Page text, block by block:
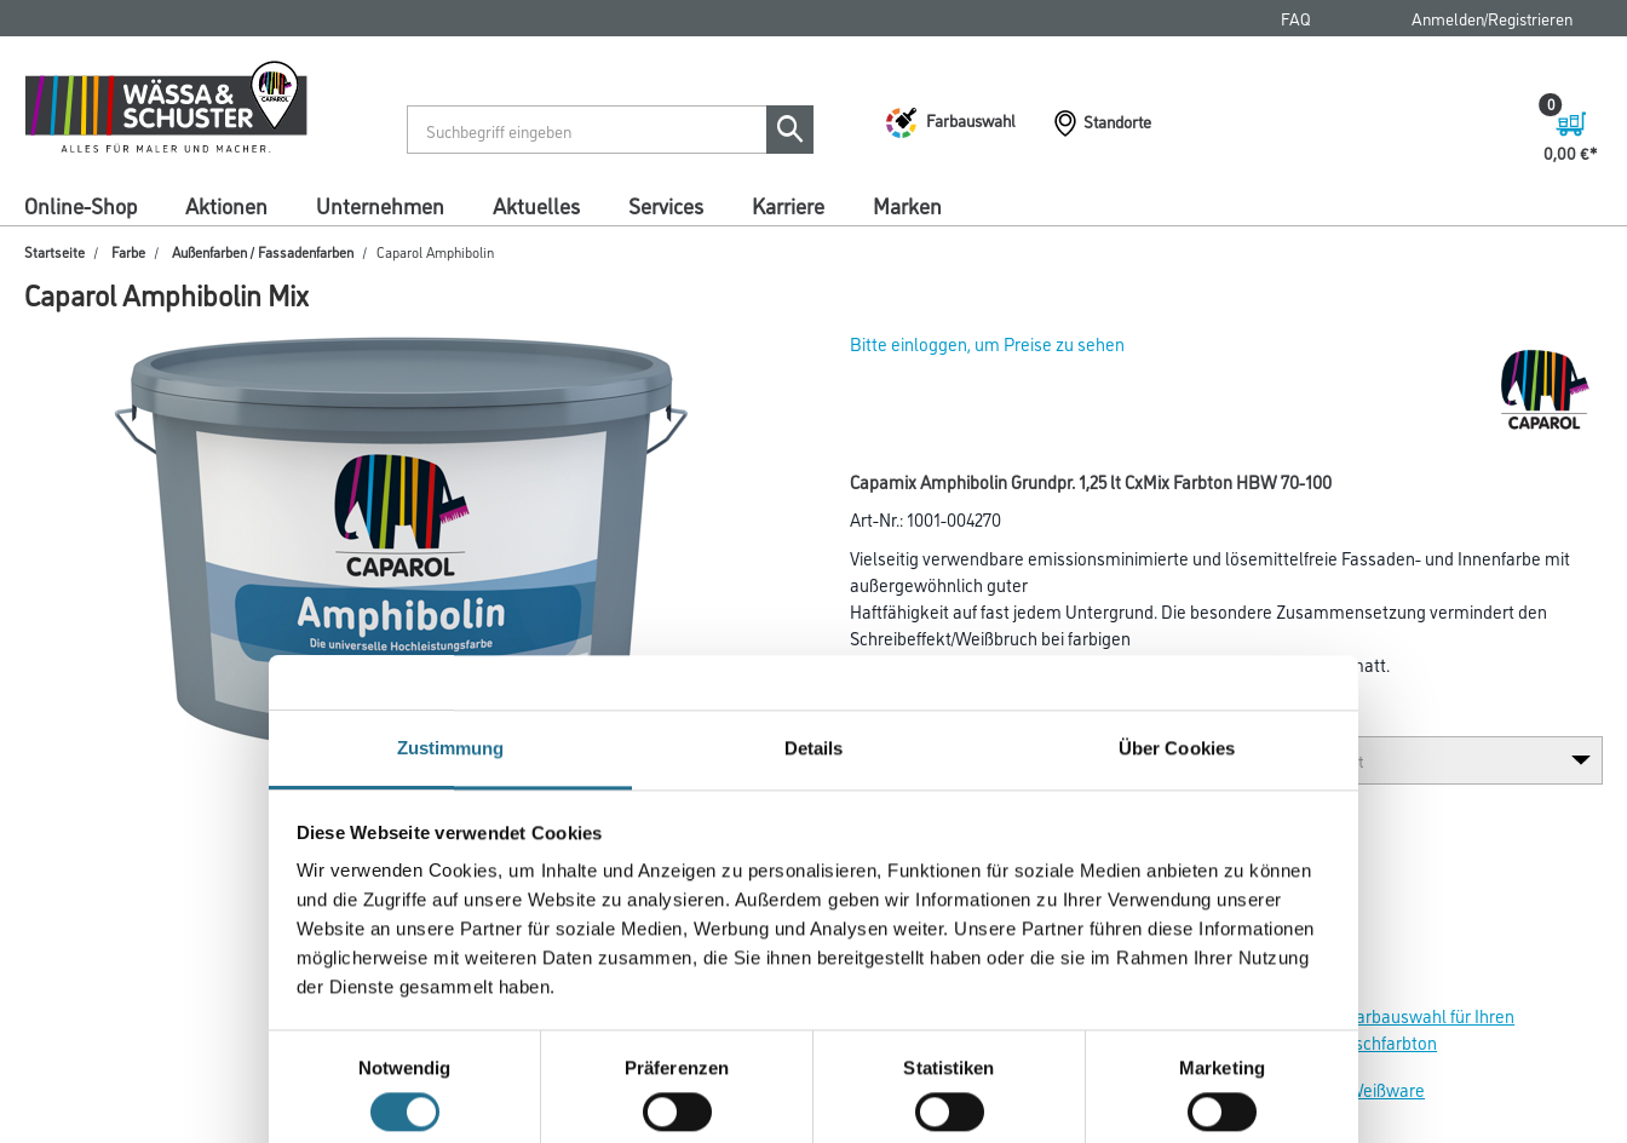
Zustimmung Details Über Cookies
Diese Webseite verwendet Cookies
Wir verwenden Cookies, um Inhalte und Anzeigen zu personalisieren, Funktionen für soziale Medien anbieten zu können
und die Zugriffe auf unsere Website zu analysieren. Außerdem geben wir Informationen zu Ihrer Verwendung unserer
Website an unsere Partner für soziale Medien, Werbung und Analysen weiter. Unsere Partner führen diese Informationen
möglicherweise mit weiteren Daten zusammen, die Sie ihnen bereitgestellt haben oder die sie im Rahmen Ihrer Nutzung
der Dienste gesammelt haben.
Notwendig
Präferenzen Statistiken Marketing
springen
springen
FAQ Anmelden/Registrieren
Farbauswahl
Standorte
0,00 €
0
Online-Shop Aktionen Unternehmen Aktuelles Services Karriere Marken
Startseite Farbe Außenfarben / Fassadenfarben Caparol Amphibolin
Caparol Amphibolin Mix
Bitte einloggen, um Preise zu sehen
Capamix Amphibolin Grundpr. 1,25 lt CxMix Farbton HBW 70-100
Art-Nr.:1001-004270
Vielseitig verwendbare emissionsminimierte und lösemittelfreie Fassaden- und Innen­farbe mit
außergewöhnlich guter
Haftfähig­keit auf fast jedem Untergrund. Die besondere Zusammensetzung vermindert den
Schreibeffekt/Weißbruch bei farbigen
Beschichtungen. Oberflächenschutz algizid und Glanzgrad seidenmatt.
Umrechnungsfaktoren
Zur Farbauswahl für Ihren
Wunschfarbton
Zur Weißware